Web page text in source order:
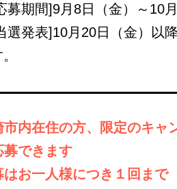
募期間]9月8日（金）～10月
選発表]10月20日（金）以
内在住の方、限定のキャ
募できます
お一人様につき１回まで